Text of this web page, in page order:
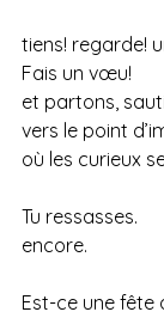
tiens! regarde!
Fais un vœu!
et partons,
vers le point
où les curieux
Tu ressasses.
encore.
Est-ce une fête